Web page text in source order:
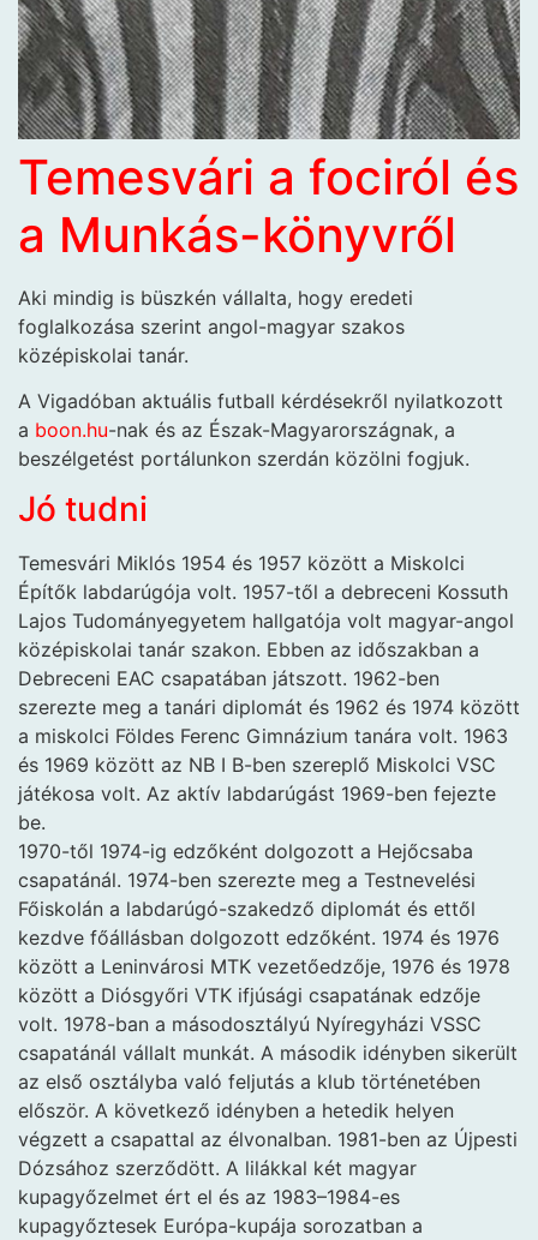
Temesvári a fociról és
a Munkás-könyvről
Aki mindig is büszkén vállalta, hogy eredeti
foglalkozása szerint angol-magyar szakos
középiskolai tanár.
A Vigadóban aktuális futball kérdésekről nyilatkozott
a boon.hu-nak és az Észak-Magyarországnak, a
beszélgetést portálunkon szerdán közölni fogjuk.
Jó tudni
Temesvári Miklós 1954 és 1957 között a Miskolci
Építők labdarúgója volt. 1957-től a debreceni Kossuth
Lajos Tudományegyetem hallgatója volt magyar-angol
középiskolai tanár szakon. Ebben az időszakban a
Debreceni EAC csapatában játszott. 1962-ben
szerezte meg a tanári diplomát és 1962 és 1974 között
a miskolci Földes Ferenc Gimnázium tanára volt. 1963
és 1969 között az NB I B-ben szereplő Miskolci VSC
játékosa volt. Az aktív labdarúgást 1969-ben fejezte
be.
1970-től 1974-ig edzőként dolgozott a Hejőcsaba
csapatánál. 1974-ben szerezte meg a Testnevelési
Főiskolán a labdarúgó-szakedző diplomát és ettől
kezdve főállásban dolgozott edzőként. 1974 és 1976
között a Leninvárosi MTK vezetőedzője, 1976 és 1978
között a Diósgyőri VTK ifjúsági csapatának edzője
volt. 1978-ban a másodosztályú Nyíregyházi VSSC
csapatánál vállalt munkát. A második idényben sikerült
az első osztályba való feljutás a klub történetében
először. A következő idényben a hetedik helyen
végzett a csapattal az élvonalban. 1981-ben az Újpesti
Dózsához szerződött. A lilákkal két magyar
kupagyőzelmet ért el és az 1983–1984-es
kupagyőztesek Európa-kupája sorozatban a